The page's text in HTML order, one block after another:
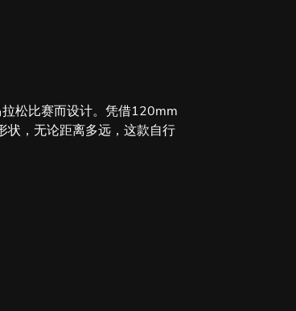
松比赛而设计。凭借120mm
，无论距离多远，这款自行